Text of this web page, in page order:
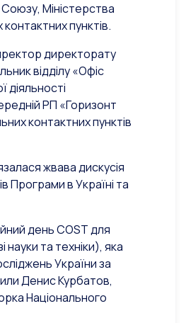
Міністерства
пунктів.
директорату
відділу «Офіс
діяльності
РП «Горизонт
контактних пунктів
жвава дискусія
Програми в Україні та
день COST для
науки та техніки), яка
України за
Денис Курбатов,
Національного